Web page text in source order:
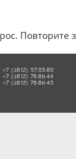
Повторите
+7 (3812) 57-55-80
+7 (3812) 78-86-44
+7 (3812) 78-86-45